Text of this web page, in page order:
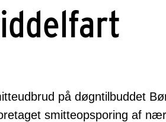
på døgntilbuddet
smitteopsporing af